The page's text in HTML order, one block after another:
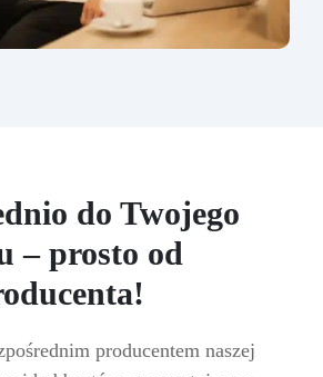
do Twojego
– prosto od
producentem naszej